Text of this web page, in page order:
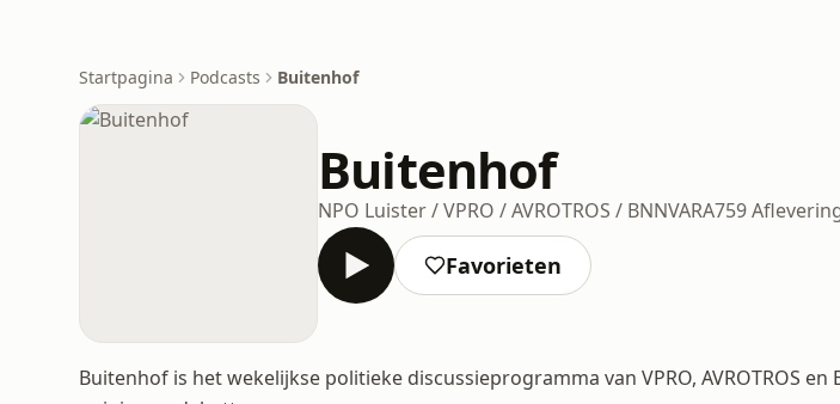
Startpagina Podcasts Buitenhof
Buitenhof
NPO Luister / VPRO / AVROTROS / BNNVARA759
Favorieten
Buitenhof is het wekelijkse politieke discussieprogramma van VPRO, AVROTROS en